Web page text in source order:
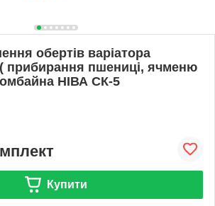
обертів варіатора
прибирання пшениці, ячменю
НІВА СК-5
Купити